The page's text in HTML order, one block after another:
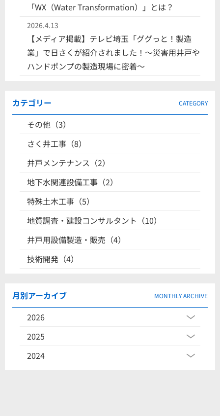
「WX（Water Transformation）」とは？
2026.4.13
【メディア掲載】テレビ埼玉「ググっと！製造
業」で日さくが紹介されました！〜災害用井戸や
ハンドポンプの製造現場に密着〜
カテゴリー CATEGORY
その他（3）
さく井工事（8）
井戸メンテナンス（2）
地下水関連設備工事（2）
特殊土木工事（5）
地質調査・建設コンサルタント（10）
井戸用設備製造・販売（4）
技術開発（4）
月別アーカイブ MONTHLY ARCHIVE
2026
2025
2024